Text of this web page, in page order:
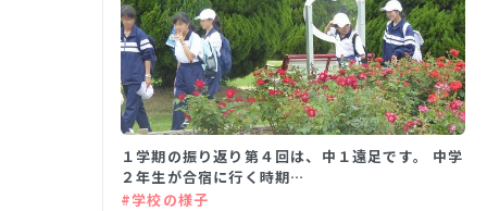
１学期の振り返り第４回は、中１遠足です。 中学
２年生が合宿に行く時期…
#学校の様子